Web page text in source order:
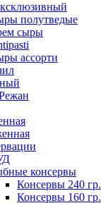
полутведые
сыры
ассорти
консервы
Консервы 240 гр.
Консервы 160 гр.